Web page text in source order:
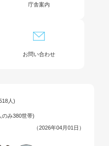
庁舎案内
お問い合わせ
人)
のみ380世帯)
（2026年04月01日）